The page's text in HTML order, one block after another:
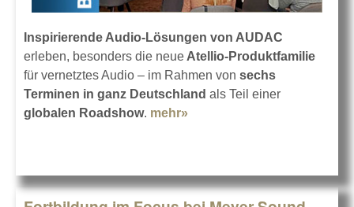
Inspirierende Audio-Lösungen von AUDAC
erleben, besonders die neue Atellio-Produktfamilie
für vernetztes Audio – im Rahmen von sechs
Terminen in ganz Deutschland als Teil einer
globalen Roadshow. mehr»